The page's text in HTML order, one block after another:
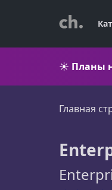
☀️ Планы
Главная